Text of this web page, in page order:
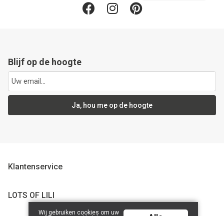
Blijf op de hoogte
Ja, hou me op de hoogte
Klantenservice
LOTS OF LILI
Wij gebruiken cookies om uw